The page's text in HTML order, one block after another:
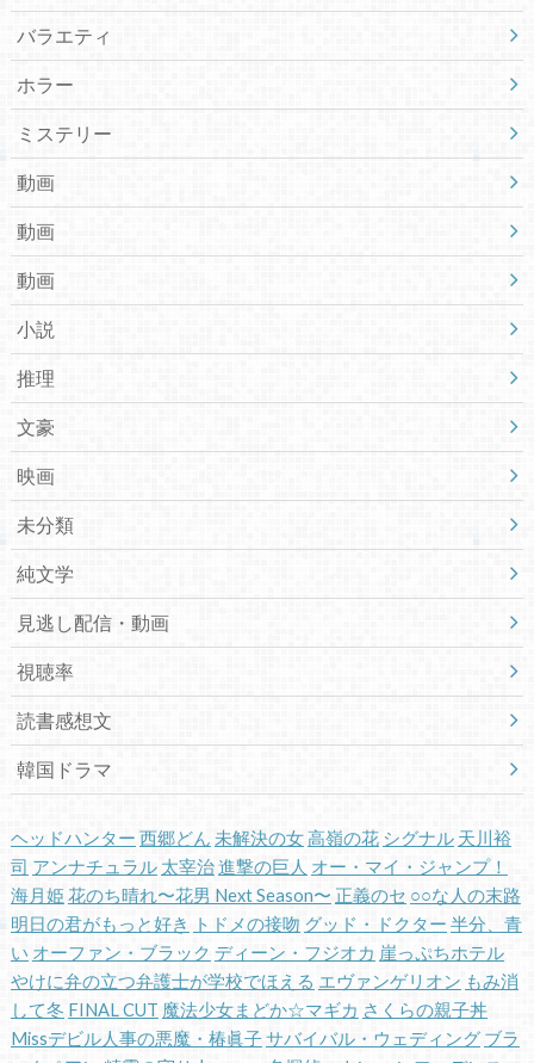
バラエティ
ホラー
ミステリー
動画
動画
動画
小説
推理
文豪
映画
未分類
純文学
見逃し配信・動画
視聴率
読書感想文
韓国ドラマ
ヘッドハンター 西郷どん 未解決の女高嶺の花 シグナル 天川裕
司 アンナチュラル 太宰治進撃の巨人 オー・マイ・ジャンプ！
海月姫 花のち晴れ〜花男 Next Season〜 正義のセ ○○な人の末路
明日の君がもっと好き
トドメの接吻 グッド・ドクター 半分、青
い オーファン・ブラック ディーン・フジオカ 崖っぷちホテル
やけに弁の立つ弁護士が学校でほえる エヴァンゲリオン もみ消
して冬 FINAL CUT 魔法少女まどか☆マギカ さくらの親子丼
Missデビル人事の悪魔・椿眞子サバイバル・ウェディング ブラ